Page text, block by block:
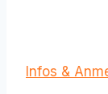
Infos &